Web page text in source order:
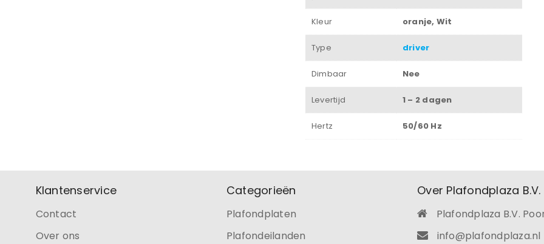
Onthouden
INLOGGEN
Kleur oranje, Wit
Type driver
Dimbaar Nee
Levertijd 1 – 2 dagen
Hertz 50/60 Hz
Klantenservice
Contact
Over ons
Categorieën
Plafondplaten
Plafondeilanden
Over Plafondplaza B.V.
Plafondplaza B.V.
info@plafondplaza.nl